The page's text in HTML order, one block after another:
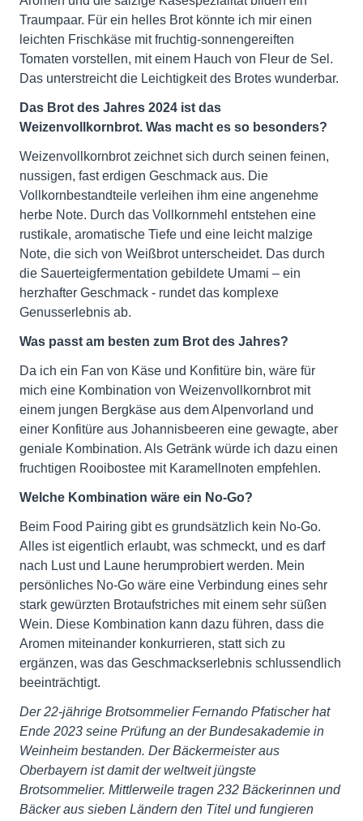
Traumpaar. Für ein helles Brot könnte ich mir einen
leichten Frischkäse mit fruchtig-sonnengereiften
Tomaten vorstellen, mit einem Hauch von Fleur de Sel.
Das unterstreicht die Leichtigkeit des Brotes wunderbar.
Das Brot des Jahres 2024 ist das
Weizenvollkornbrot. Was macht es so besonders?
Weizenvollkornbrot zeichnet sich durch seinen feinen,
nussigen, fast erdigen Geschmack aus. Die
Vollkornbestandteile verleihen ihm eine angenehme
herbe Note. Durch das Vollkornmehl entstehen eine
rustikale, aromatische Tiefe und eine leicht malzige
Note, die sich von Weißbrot unterscheidet. Das durch
die Sauerteigfermentation gebildete Umami – ein
herzhafter Geschmack - rundet das komplexe
Genusserlebnis ab.
Was passt am besten zum Brot des Jahres?
Da ich ein Fan von Käse und Konfitüre bin, wäre für
mich eine Kombination von Weizenvollkornbrot mit
einem jungen Bergkäse aus dem Alpenvorland und
einer Konfitüre aus Johannisbeeren eine gewagte, aber
geniale Kombination. Als Getränk würde ich dazu einen
fruchtigen Rooibostee mit Karamellnoten empfehlen.
Welche Kombination wäre ein No-Go?
Beim Food Pairing gibt es grundsätzlich kein No-Go.
Alles ist eigentlich erlaubt, was schmeckt, und es darf
nach Lust und Laune herumprobiert werden. Mein
persönliches No-Go wäre eine Verbindung eines sehr
stark gewürzten Brotaufstriches mit einem sehr süßen
Wein. Diese Kombination kann dazu führen, dass die
Aromen miteinander konkurrieren, statt sich zu
ergänzen, was das Geschmackserlebnis schlussendlich
beeinträchtigt.
Der 22-jährige Brotsommelier Fernando Pfatischer hat
Ende 2023 seine Prüfung an der Bundesakademie in
Weinheim bestanden. Der Bäckermeister aus
Oberbayern ist damit der weltweit jüngste
Brotsommelier. Mittlerweile tragen 232 Bäckerinnen und
Bäcker aus sieben Ländern den Titel und fungieren